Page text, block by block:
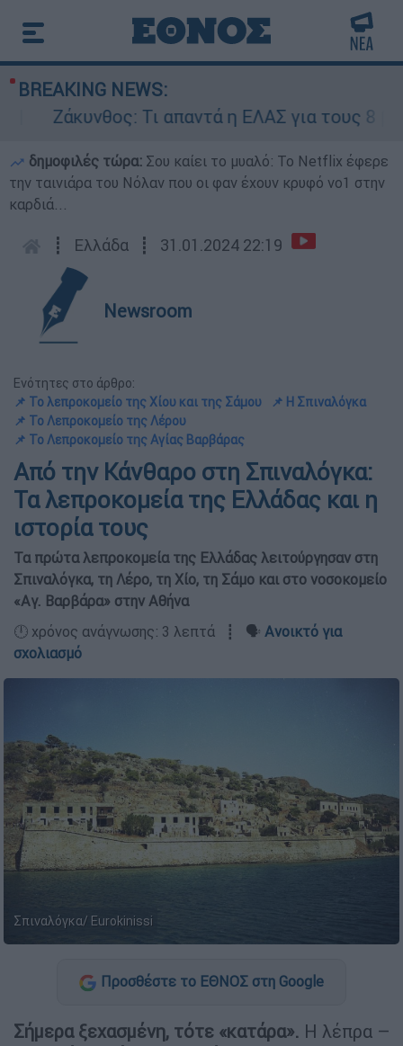
BREAKING NEWS:
Τι απαντά η ΕΛΑΣ για τους 8
δημοφιλές τώρα: Σου καίει το μυαλό: Το Netflix έφερε
την ταινιάρα του Νόλαν που οι φαν έχουν κρυφό νο1 στην
καρδιά...
┋ Ελλάδα ┋ 31.01.2024 22:19
Newsroom
Ενότητες στο άρθρο:
📌 Το λεπροκομείο της Χίου και της Σάμου
📌 Η Σπιναλόγκα
📌 Το Λεπροκομείο της Λέρου
📌 Το Λεπροκομείο της Αγίας Βαρβάρας
Από την Κάνθαρο στη Σπιναλόγκα:
Τα λεπροκομεία της Ελλάδας και η
ιστορία τους
Τα πρώτα λεπροκομεία της Ελλάδας λειτούργησαν στη
Σπιναλόγκα, τη Λέρο, τη Χίο, τη Σάμο και στο νοσοκομείο
«Αγ. Βαρβάρα» στην Αθήνα
🕛 χρόνος ανάγνωσης: 3 λεπτά ┋ 🗣️ Ανοικτό για
σχολιασμό
Σπιναλόγκα/ Εurokinissi
Προσθέστε το ΕΘΝΟΣ στη Google
Σήμερα ξεχασμένη, τότε «κατάρα». Η λέπρα –